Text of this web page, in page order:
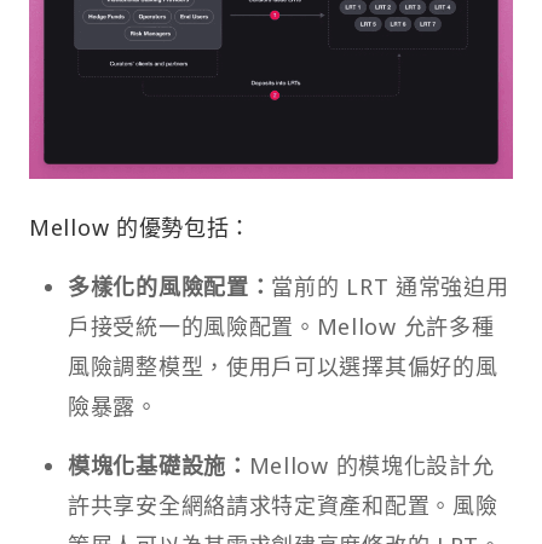
Mellow 的優勢包括：
多樣化的風險配置：
戶接受統一的風險配置。Mellow 允許多種
風險調整模型，使用戶可以選擇其偏好的風
險暴露。
模塊化基礎設施：
許共享安全網絡請求特定資產和配置。風險
策展人可以為其需求創建高度修改的 LRT。